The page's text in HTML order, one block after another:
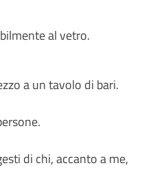
al vetro.
a un tavolo di bari.
di chi, accanto a me,